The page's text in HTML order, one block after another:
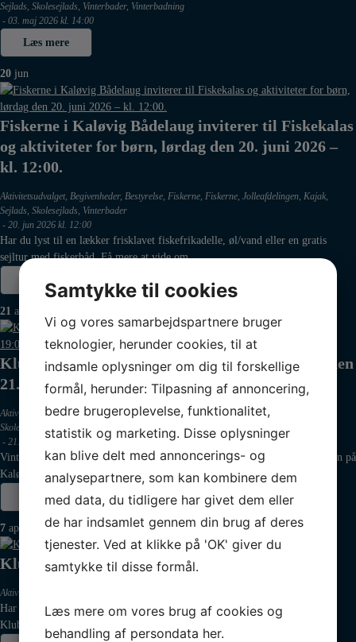
Sejlads, Skolesejlads, Vinterbader, Vinterbadning
- 03. maj 2026 kl. 14:00
Læs mere
20 jun
Fiskerne i Kaløvig Bådelaug inviterer til Fiskekalas
og aktiviteter for børn, lørdag den 20. juni 2026 –
kl. 12:00.
Aktivitetsudvalget, Begivenheder, Bestyrelse, Fiskerne, Fiskerne, Jolleafdelingen, Kajak,
Sejlads, Skolesejlads, Vinterbader
- 20. jun 2026 kl. 12:00
Har du lyst til en lækker frisklavet fiskefrikadelle, øl/vand eller en gratis
sejltur med fiskerbåd. Få mere at vide om…
Læs mere
21 apr
Klubaften: Solen skinner over Kaløvig, tirsdag, den
21. april 2026 – kl. 19:00
Aktivitetsudvalget,Begivenheder,Fiskerne,Fiskerne,Jolleafdelingen,Kajak
Skolesejlads
Vinterbader
Vinterbadning
- 21. apr 2026 kl. 19:00
Vinteren er på retur, det betyder at klubben holder vinterens sidste klubaften på
Kaløvig Badehotel. Denne aften får man mulighed…
Læs mere
7 apr
Klubaften om fortøjning og fortøjninger
Aktivitetsudvalget
Har du styr på dine fortøjninger og hvordan du bedst fortøjer sikker.
Klubaftenen viser dig blandt andet om hvordan fortøjer…
Samtykke til cookies
Vi og vores samarbejdspartnere bruger
teknologier, herunder cookies, til at
indsamle oplysninger om dig til forskellige
formål, herunder: Tilpasning af annoncering,
bedre brugeroplevelse, funktionalitet,
statistik og marketing. Disse oplysninger
kan blive delt med annoncerings- og
analysepartnere, som kan kombinere dem
med data, du tidligere har givet dem eller
de har indsamlet gennem din brug af deres
tjenester. Ved at klikke på 'OK' giver du
samtykke til disse formål.
Læs mere om vores brug af cookies og
behandling af persondata her.